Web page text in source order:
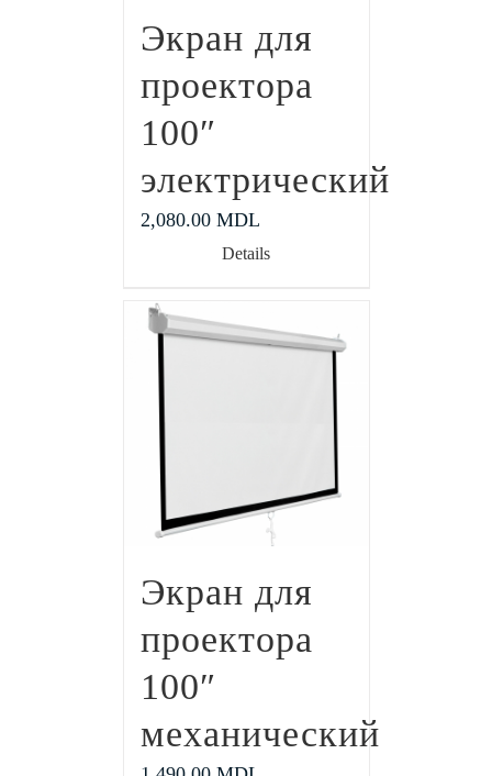
Экран для
проектора
100″
электрический
2,080.00 MDL
Details
Экран для
проектора
100″
механический